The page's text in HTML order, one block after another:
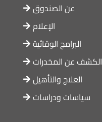
عن الصندوق
الإعلام
البرامج الوقائية
الكشف عن المخدرات
العلاج والتأهيل
سياسات ودراسات